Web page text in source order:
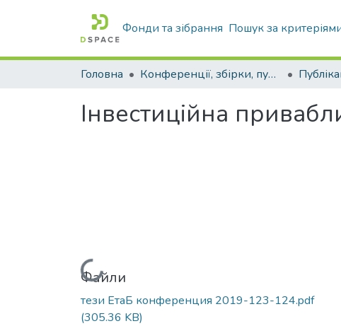
Фонди та зібрання Пошук за
Головна Конференції, збірки, публікації молодих вчених і здобувачів : магістрів, бакалаврів, аспірантів.
Інвестиційна
Вантажиться...
Файли
тези ЕтаБ конференция 2019-123-124.pdf
(305.36 KB)